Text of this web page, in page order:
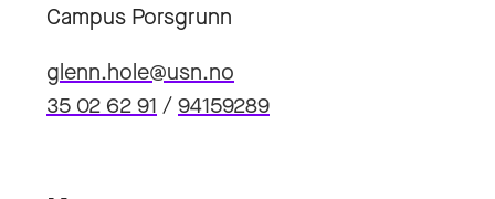
Campus Porsgrunn
glenn.hole@usn.no
35 02 62 91 /94159289